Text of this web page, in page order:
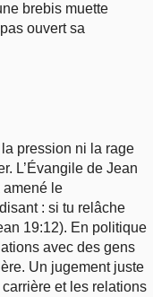
brebis muette
ouvert sa
la pression ni la rage
L’Évangile de Jean
amené le
: si tu relâche
19:12). En politique
avec des gens
Un jugement juste
et les relations